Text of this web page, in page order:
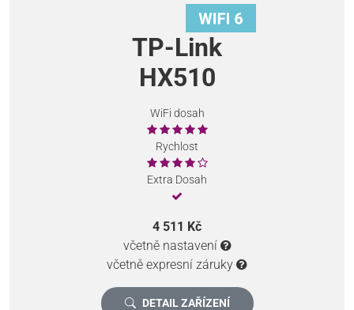
TP-Link
HX510
WiFi dosah
Rychlost
Extra Dosah
4 511 Kč
včetně nastavení
včetně expresní záruky
DETAIL ZAŘÍZENÍ